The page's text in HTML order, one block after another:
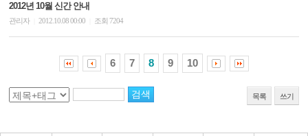
2012년 10월 신간 안내
관리자 2012.10.08 00:00 조회 7204
6 7 8 9 10
목록 쓰기